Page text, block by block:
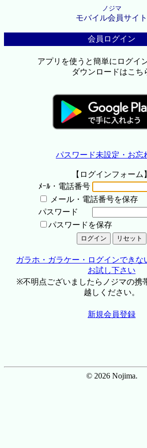
ノジマ
モバイル会員サイト
会員ログイン
アプリを使うと簡単にログイ
ダウンロードはこち
パスワード未設定・お忘
【ログインフォーム】
ﾒｰﾙ・電話番号
メール・電話番号を保存
パスワード
パスワードを保存
ガラホ・ガラケー・ログインできな
お試し下さい
※不明点ございましたらノジマの携
越しください。
新規会員登録
© 2026 Nojima.